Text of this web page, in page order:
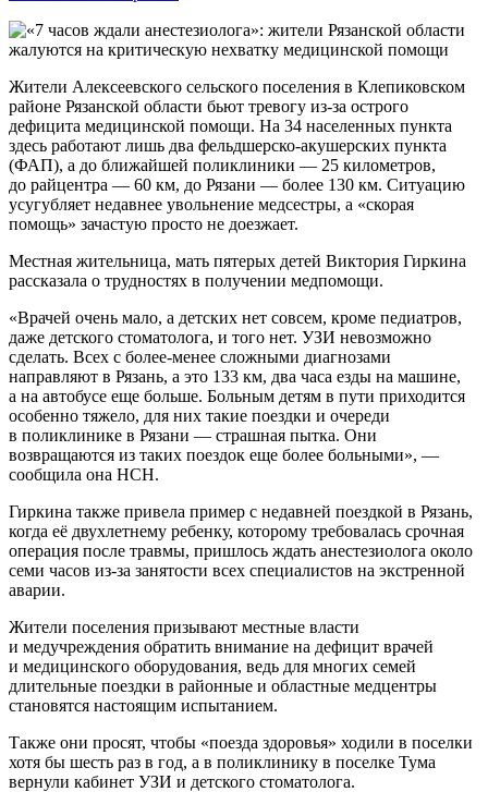
Жители Алексеевского сельского поселения в Клепиковском
районе Рязанской области бьют тревогу из-за острого
дефицита медицинской помощи. На 34 населенных пункта
здесь работают лишь два фельдшерско-акушерских пункта
(ФАП), а до ближайшей поликлиники — 25 километров,
до райцентра — 60 км, до Рязани — более 130 км. Ситуацию
усугубляет недавнее увольнение медсестры, а «скорая
помощь» зачастую просто не доезжает.
Местная жительница, мать пятерых детей Виктория Гиркина
рассказала о трудностях в получении медпомощи.
«Врачей очень мало, а детских нет совсем, кроме педиатров,
даже детского стоматолога, и того нет. УЗИ невозможно
сделать. Всех с более-менее сложными диагнозами
направляют в Рязань, а это 133 км, два часа езды на машине,
а на автобусе еще больше. Больным детям в пути приходится
особенно тяжело, для них такие поездки и очереди
в поликлинике в Рязани — страшная пытка. Они
возвращаются из таких поездок еще более больными», —
сообщила она НСН.
Гиркина также привела пример с недавней поездкой в Рязань,
когда её двухлетнему ребенку, которому требовалась срочная
операция после травмы, пришлось ждать анестезиолога около
семи часов из-за занятости всех специалистов на экстренной
аварии.
Жители поселения призывают местные власти
и медучреждения обратить внимание на дефицит врачей
и медицинского оборудования, ведь для многих семей
длительные поездки в районные и областные медцентры
становятся настоящим испытанием.
Также они просят, чтобы «поезда здоровья» ходили в поселки
хотя бы шесть раз в год, а в поликлинику в поселке Тума
вернули кабинет УЗИ и детского стоматолога.